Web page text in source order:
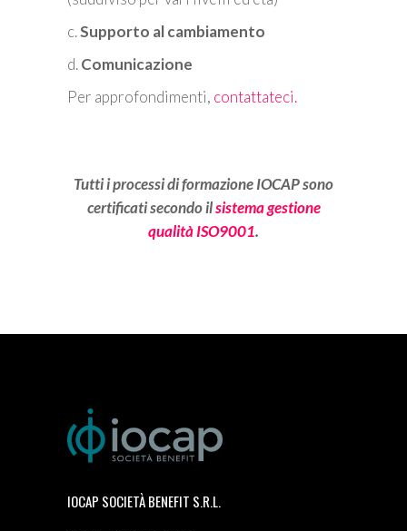
c.Supporto al cambiamento
d.Comunicazione
Per approfondimenti, contattateci.
Tutti i processi di formazione IOCAP sono
certificati secondo ilsistema gestione
qualità ISO9001.
IOCAP SOCIETÀ BENEFIT S.R.L.